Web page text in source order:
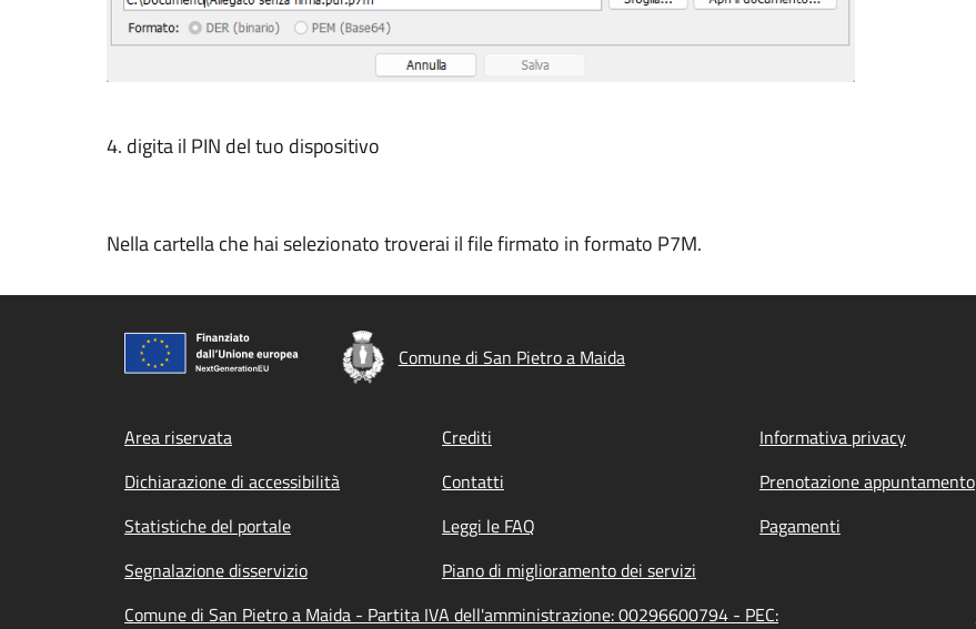
4. digita il PIN del tuo dispositivo
Nella cartella che hai selezionato troverai il file firmato in formato P7M.
Comune di San Pietro a Maida
Footer menu
Area riservata Crediti Informativa privacy
Dichiarazione di accessibilità
Contatti Prenotazione appuntamento
Statistiche del portale
Leggi le FAQ Pagamenti
Segnalazione disservizio
Piano di miglioramento dei servizi
Comune di San Pietro a Maida - Partita IVA dell'amministrazione: 00296600794 - PEC: